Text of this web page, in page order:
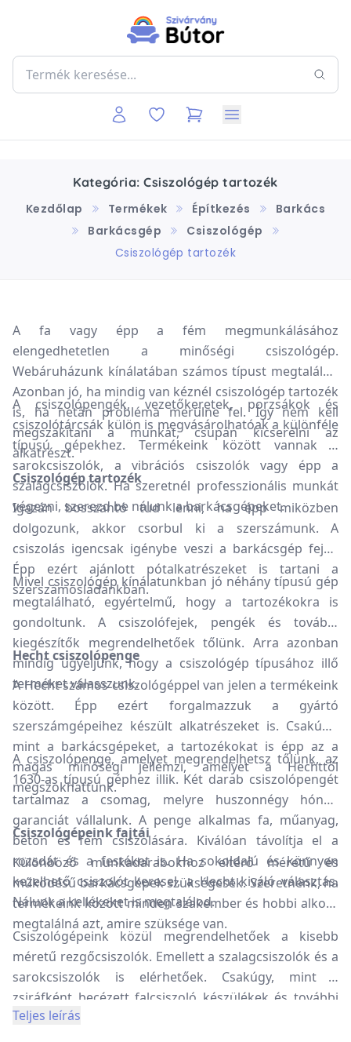
Kategória: Csiszológép tartozék
Kezdőlap
Termékek Építkezés
Barkács
Barkácsgép
Csiszológép
Csiszológép tartozék
A fa vagy épp a fém megmunkálásához
elengedhetetlen a minőségi csiszológép.
Webáruházunk kínálatában számos típust megtalálsz.
Azonban jó, ha mindig van kéznél csiszológép tartozék
is, ha netán probléma merülne fel. Így nem kell
megszakítani a munkát, csupán kicserélni az
alkatrészt.
A csiszolópengék, vezetőkeretek, porzsákok és
csiszolótárcsák külön is megvásárolhatóak a különféle
típusú gépekhez. Termékeink között vannak a
sarokcsiszolók, a vibrációs csiszolók vagy épp a
szalagcsiszolók. Ha szeretnél professzionális munkát
végezni, szerezd be nálunk a barkácsgépeket.
Csiszológép tartozék
Igazán bosszantó tud lenni, ha épp miközben
dolgozunk, akkor csorbul ki a szerszámunk. A
csiszolás igencsak igénybe veszi a barkácsgép fejét.
Épp ezért ajánlott pótalkatrészeket is tartani a
szerszámosládánkban.
Mivel csiszológép kínálatunkban jó néhány típusú gép
megtalálható, egyértelmű, hogy a tartozékokra is
gondoltunk. A csiszolófejek, pengék és további
kiegészítők megrendelhetőek tőlünk. Arra azonban
mindig ügyeljünk, hogy a csiszológép típusához illő
terméket válasszunk.
Hecht csiszolópenge
A Hecht számos csiszológéppel van jelen a termékeink
között. Épp ezért forgalmazzuk a gyártó
szerszámgépeihez készült alkatrészeket is. Csakúgy,
mint a barkácsgépeket, a tartozékokat is épp az a
magas minőségi jellemzi, amelyet a Hechttől
megszokhattunk.
A csiszolópenge, amelyet megrendelhetsz tőlünk, az
1630-as típusú géphez illik. Két darab csiszolópengét
tartalmaz a csomag, melyre huszonnégy hónap
garanciát vállalunk. A penge alkalmas fa, műanyag,
beton és fém csiszolására. Kiválóan távolítja el a
rozsdát és a festéket is. Ha sokoldalú és könnyen
kezelhető csiszolót keresel, a Hecht kiváló választás.
Nálunk a kellékeket is megtalálod.
Csiszológépeink fajtái
Különböző munkadarabokhoz eltérő méretű és
működésű barkácsgépek szükségesek. Szeretnénk, ha
termékeink között minden szakember és hobbi alkotó
megtalálná azt, amire szüksége van.
Csiszológépeink közül megrendelhetőek a kisebb
méretű rezgőcsiszolók. Emellett a szalagcsiszolók és a
sarokcsiszolók is elérhetőek. Csakúgy, mint a
zsiráfként becézett falcsiszoló készülékek és további
elektromos csiszolók. Ha szeretnéd gyorsan és
Teljes leírás